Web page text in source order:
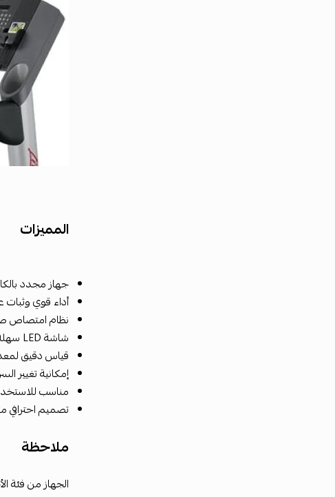
المميزات
جهاز مجدد
أداء قوي وثبات
نظام امتصاص
شاشة LED سهلة القراءة
قياس دقيق
إمكانية تغيير
مناسب
تصميم احترافي
ملاحظة
الجهاز من فئة